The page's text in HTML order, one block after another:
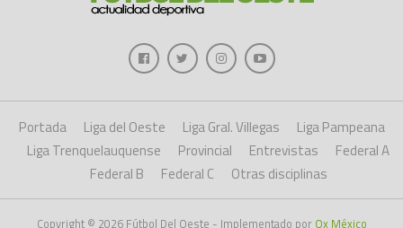
Portada Liga del Oeste Liga Gral. Villegas
Liga Pampeana
Liga Trenquelauquense
Provincial Entrevistas
Federal A
Federal B
Federal C Otras disciplinas
Copyright © 2026 Fútbol Del Oeste - Implementado por Ox México